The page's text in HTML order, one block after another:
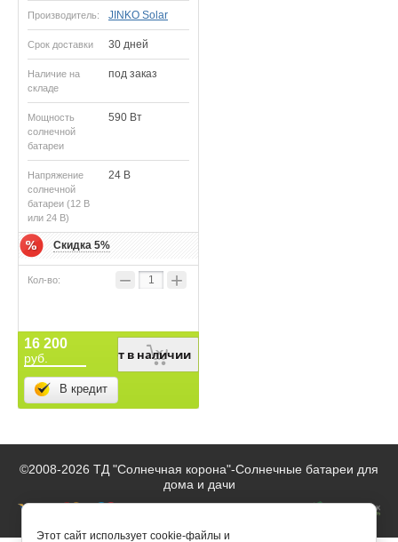
Производитель: JINKO Solar
Срок доставки 30 дней
Наличие на
складе
под заказ
Мощность
солнечной
батареи
590 Вт
Напряжение
солнечной
батареи (12 В
или 24 В)
24 В
Скидка 5%
− +
16 200
руб. Нет в наличии
В кредит
©2008-2026 ТД "Солнечная корона"-Солнечные батареи для
дома и дачи
Этот сайт использует cookie-файлы и